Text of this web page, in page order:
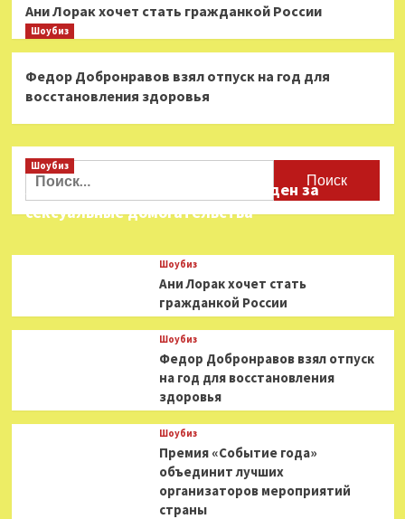
Ани Лорак хочет стать гражданкой России
Шоубиз
Федор Добронравов взял отпуск на год для
восстановления здоровья
Найти:
Шоубиз
Звезда «Игры в кальмара» осужден за
сексуальные домогательства
Шоубиз
Ани Лорак хочет стать
гражданкой России
Шоубиз
Федор Добронравов взял отпуск
на год для восстановления
здоровья
Шоубиз
Премия «Событие года»
объединит лучших
организаторов мероприятий
страны